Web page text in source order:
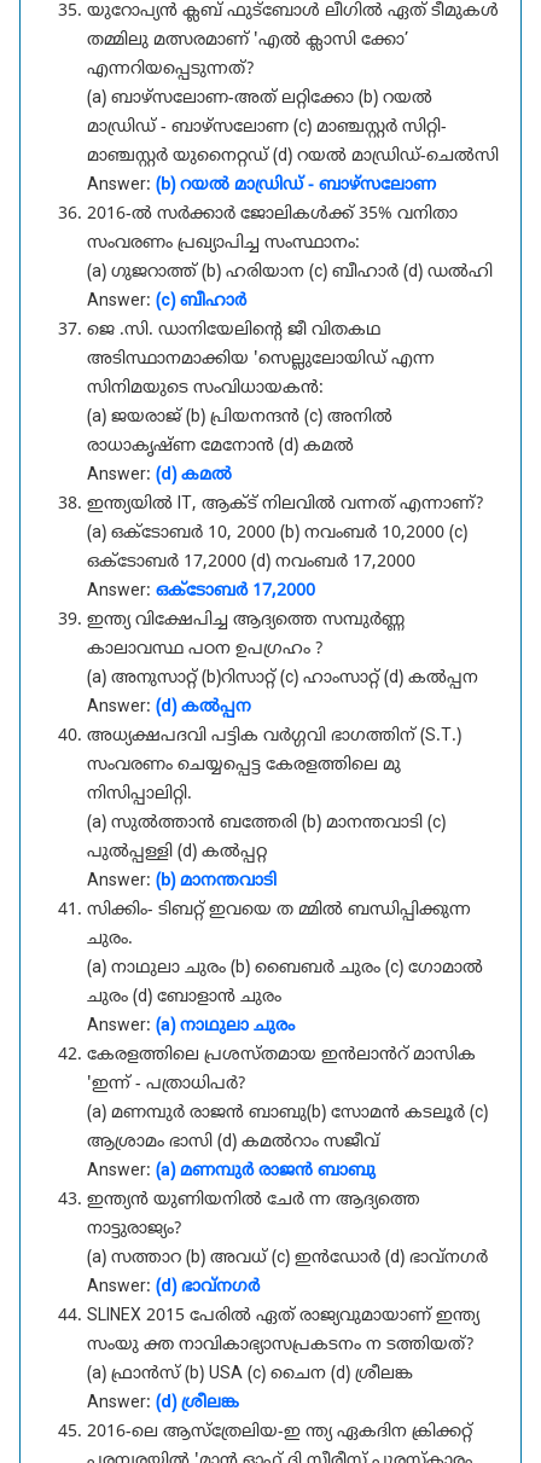
യുറോപ്യൻ ക്ലബ് ഫുട്ബോൾ ലീഗിൽ ഏത് ടീമുകൾ
തമ്മിലു മത്സരമാണ് 'എൽ ക്ലാസി ക്കോ’
എന്നറിയപ്പെടുന്നത്?
(a) ബാഴ്സലോണ-അത് ലറ്റിക്കോ (b) റയൽ
മാഡ്രിഡ് - ബാഴ്സലോണ (c) മാഞ്ചസ്റ്റർ സിറ്റി-
മാഞ്ചസ്റ്റർ യുനൈറ്റഡ്‌ (d) റയൽ മാഡ്രിഡ്-ചെൽസി
Answer: (b) റയൽ മാഡ്രിഡ് - ബാഴ്സലോണ
2016-ൽ സർക്കാർ ജോലികൾക്ക് 35% വനിതാ
സംവരണം പ്രഖ്യാപിച്ച സംസ്ഥാനം:
(a) ഗുജറാത്ത് (b) ഹരിയാന (c) ബീഹാർ (d) ഡൽഹി
Answer: (c) ബീഹാർ
ജെ .സി. ഡാനിയേലിന്റെ ജീ വിതകഥ
അടിസ്ഥാനമാക്കിയ 'സെല്ലുലോയിഡ് എന്ന
സിനിമയുടെ സംവിധായകൻ:
(a) ജയരാജ് (b) പ്രിയനന്ദൻ (c) അനിൽ
രാധാകൃഷ്ണ മേനോൻ (d) കമൽ
Answer: (d) കമൽ
ഇന്ത്യയിൽ IT, ആക്ട് നിലവിൽ വന്നത് എന്നാണ്?
(a) ഒക്ടോബർ 10, 2000 (b) നവംബർ 10,2000 (c)
ഒക്ടോബർ 17,2000 (d) നവംബർ 17,2000
Answer: ഒക്ടോബർ 17,2000
ഇന്ത്യ വിക്ഷേപിച്ച ആദ്യത്തെ സമ്പുർണ്ണ
കാലാവസ്ഥ പഠന ഉപഗ്രഹം ?
(a) അനുസാറ്റ് (b)റിസാറ്റ് (c) ഹാംസാറ്റ് (d) കൽപ്പന
Answer: (d) കൽപ്പന
അധ്യക്ഷപദവി പട്ടിക വർഗ്ഗവി ഭാഗത്തിന് (S.T.)
സംവരണം ചെയ്യപ്പെട്ട കേരളത്തിലെ മു
നിസിപ്പാലിറ്റി.
(a) സുൽത്താൻ ബത്തേരി (b) മാനന്തവാടി (c)
പുൽപ്പള്ളി (d) കൽപ്പറ്റ
Answer: (b) മാനന്തവാടി
സിക്കിം- ടിബറ്റ് ഇവയെ ത മ്മിൽ ബന്ധിപ്പിക്കുന്ന
ചുരം.
(a) നാഥുലാ ചുരം (b) ബൈബർ ചുരം (c) ഗോമാൽ
ചുരം (d) ബോളാൻ ചുരം
Answer: (a) നാഥുലാ ചുരം
കേരളത്തിലെ പ്രശസ്തമായ ഇൻലാൻറ് മാസിക
'ഇന്ന് - പത്രാധിപർ?
(a) മണമ്പുർ രാജൻ ബാബു(b) സോമൻ കടലൂർ (c)
ആശ്രാമം ഭാസി (d) കമൽറാം സജീവ്
Answer: (a) മണമ്പുർ രാജൻ ബാബു
ഇന്ത്യൻ യുണിയനിൽ ചേർ ന്ന ആദ്യത്തെ
നാട്ടുരാജ്യം?
(a) സത്താറ (b) അവധ് (c) ഇൻഡോർ (d) ഭാവ്നഗർ
Answer: (d) ഭാവ്നഗർ
SLINEX 2015 പേരിൽ ഏത് രാജ്യവുമായാണ് ഇന്ത്യ
സംയു ക്ത നാവികാഭ്യാസപ്രകടനം ന ടത്തിയത്?
(a) ഫ്രാൻസ് (b) USA (c) ചൈന (d) ശ്രീലങ്ക
Answer: (d) ശ്രീലങ്ക
2016-ലെ ആസ്ത്രേലിയ-ഇ ന്ത്യ ഏകദിന ക്രിക്കറ്റ്